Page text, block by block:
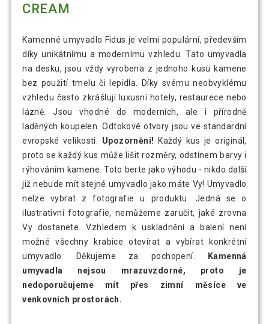
CREAM
Kamenné umyvadlo Fidus je velmi populární, především
díky unikátnímu a modernímu vzhledu. Tato umyvadla
na desku, jsou vždy vyrobena z jednoho kusu kamene
bez použití tmelu či lepidla. Díky svému neobvyklému
vzhledu často zkrášlují luxusní hotely, restaurece nebo
lázně. Jsou vhodné do moderních, ale i přírodně
laděných koupelen. Odtokové otvory jsou ve standardní
evropské velikosti. Upozornění! Každý kus je originál,
proto se každý kus může lišit rozměry, odstínem barvy i
rýhováním kamene. Toto berte jako výhodu - nikdo další
již nebude mít stejné umyvadlo jako máte Vy! Umyvadlo
nelze vybrat z fotografie u produktu. Jedná se o
ilustrativní fotografie, nemůžeme zaručit, jaké zrovna
Vy dostanete. Vzhledem k uskladnění a balení není
možné všechny krabice otevírat a vybírat konkrétní
umyvadlo. Děkujeme za pochopení.
Kamenná
umyvadla nejsou mrazuvzdorné, proto je
nedoporučujeme mít přes zimní měsíce ve
venkovních prostorách.